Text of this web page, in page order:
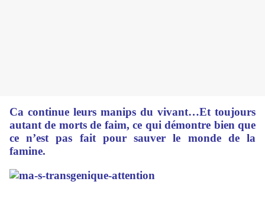
Ca continue leurs manips du vivant…Et toujours
autant de morts de faim, ce qui démontre bien que
ce n’est pas fait pour sauver le monde de la
famine.